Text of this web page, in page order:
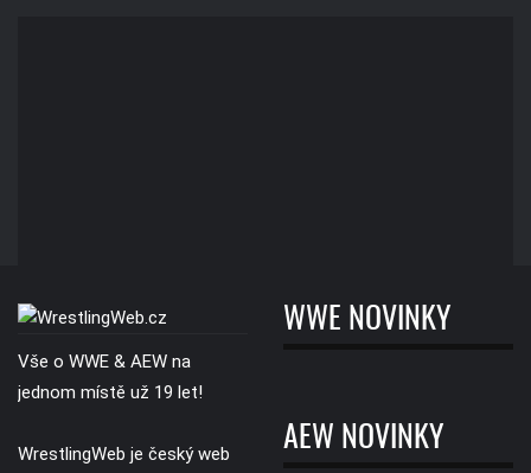
Vše o WWE & AEW na
jednom místě už 19 let!
WrestlingWeb je český web
WWE NOVINKY
AEW NOVINKY